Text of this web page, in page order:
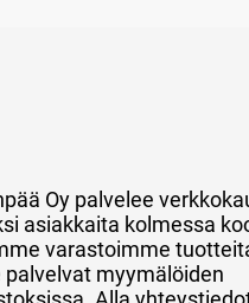
Oy palvelee
asiakkaita kolmessa
varastoimme
myymälöiden